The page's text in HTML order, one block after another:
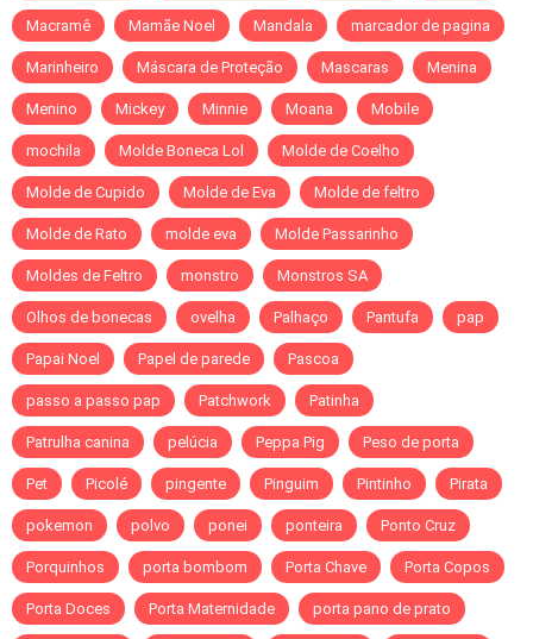
Macramê Mamãe Noel Mandala marcador de pagina
Marinheiro Máscara de Proteção Mascaras Menina
Menino Mickey Minnie Moana Mobile
mochila Molde Boneca Lol Molde de Coelho
Molde de Cupido Molde de Eva Molde de feltro
Molde de Rato molde eva Molde Passarinho
Moldes de Feltro monstro Monstros SA
Olhos de bonecas ovelha Palhaço Pantufa pap
Papai Noel Papel de parede Pascoa
passo a passo pap Patchwork Patinha
Patrulha canina pelúcia Peppa Pig Peso de porta
Pet Picolé pingente Pinguim Pintinho Pirata
pokemon polvo ponei ponteira Ponto Cruz
Porquinhos porta bombom Porta Chave Porta Copos
Porta Doces Porta Maternidade porta pano de prato